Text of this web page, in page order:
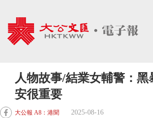
人物故事/結業女輔警：黑
安很重要
大公報 A8：港聞 2025-08-16